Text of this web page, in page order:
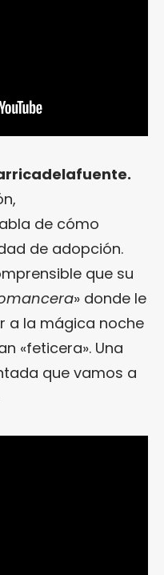
de cómo
de adopción.
que su
» donde le
a la mágica noche
«feticera». Una
que vamos a